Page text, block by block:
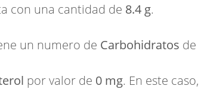
con una cantidad de 8.4 g.
un numero de Carbohidratos de
por valor de 0 mg. En este caso,